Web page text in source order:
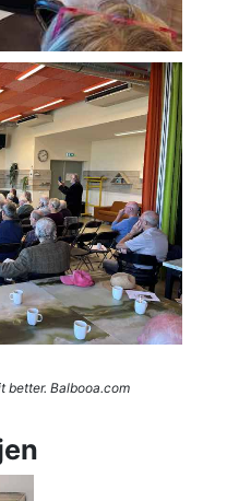
better. Balbooa.com